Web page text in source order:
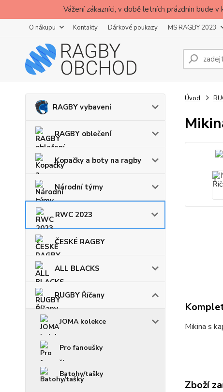
Vážení zákazníci, v době letních prázdnin bude
O nákupu Kontakty Dárkové poukazy MS RAGBY 2023
RAGBY vybavení
RAGBY oblečení
Kopačky a boty na ragby
Národní týmy
RWC 2023
ČESKÉ RAGBY
ALL BLACKS
RUGBY Říčany
JOMA kolekce
Pro fanoušky
Batohy/tašky
Úvod
Mikina s
Zboží